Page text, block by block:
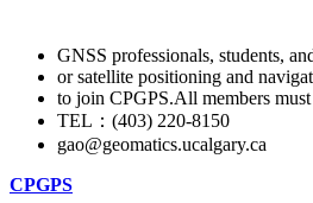
GNSS professionals, students,
or satellite positioning and
to join CPGPS.All members
TEL：(403) 220-8150
gao@geomatics.ucalgary.ca
CPGPS